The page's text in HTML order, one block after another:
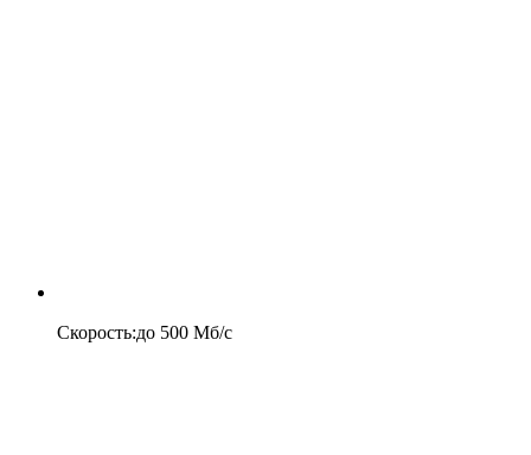
Скорость:до 500 Мб/c